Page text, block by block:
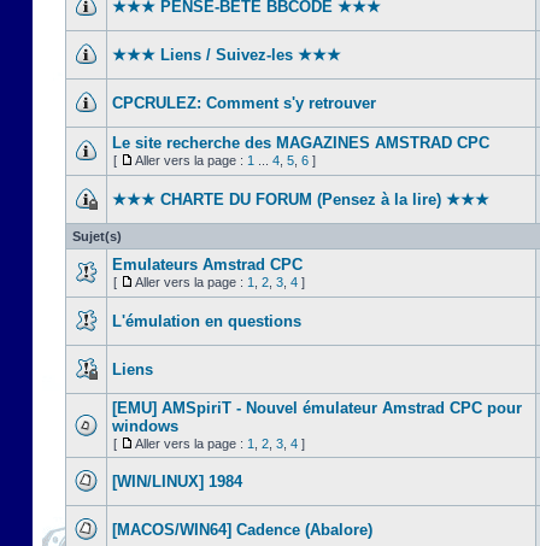
★★★ PENSE-BETE BBCODE ★★★
★★★ Liens / Suivez-les ★★★
CPCRULEZ: Comment s'y retrouver‎
Le site recherche des MAGAZINES AMSTRAD CPC
[ Aller vers la page : 1 4 5 6 ]
★★★ CHARTE DU FORUM (Pensez à la lire) ★★★
Sujet(s)
Emulateurs Amstrad CPC
[ Aller vers la page : 1 2 3 4 ]
L'émulation en questions
Liens
[EMU] AMSpiriT - Nouvel émulateur Amstrad CPC pour
windows
[ Aller vers la page : 1 2 3 4 ]
[WIN/LINUX] 1984
[MACOS/WIN64] Cadence (Abalore)